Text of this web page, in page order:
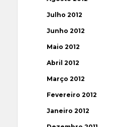
Julho 2012
Junho 2012
Maio 2012
Abril 2012
Março 2012
Fevereiro 2012
Janeiro 2012